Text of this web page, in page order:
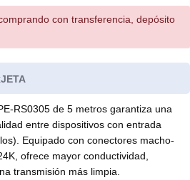
con transferencia, depósito
RS0305 de 5 metros garantiza una
entre dispositivos con entrada
Equipado con conectores macho-
ofrece mayor conductividad,
transmisión más limpia.